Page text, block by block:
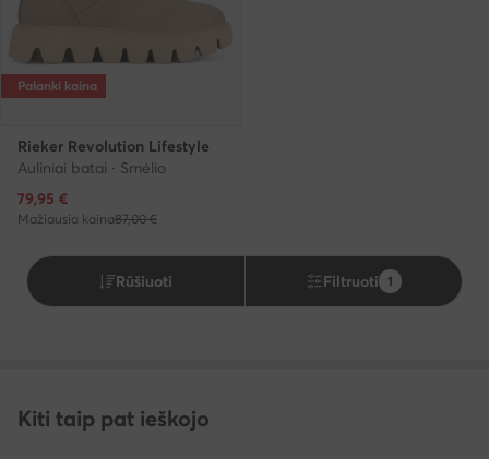
Palanki kaina
Rieker Revolution Lifestyle
Auliniai batai · Smėlio
Dabartinė kaina
79,95 €
Mažiausia kaina87,00 €
Rūšiuoti Filtruoti 1
Kiti taip pat ieškojo